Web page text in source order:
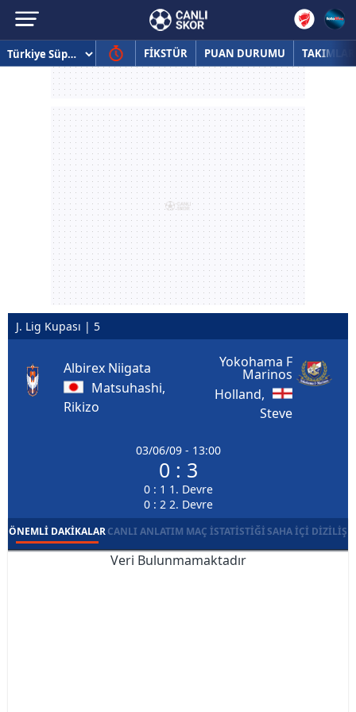
FİKSTÜR PUAN DURUMU TAKIMLAR
J. Lig Kupası | 5
Albirex Niigata
Matsuhashi,
Rikizo
03/06/09 - 13:00
0 : 3
0 : 1 1. Devre
0 : 2 2. Devre
Yokohama F
Marinos
Holland,
Steve
ÖNEMLI DAKIKALARCANLI ANLATIM MAÇ İSTATISTIĞISAHA İÇI DIZILIŞ
Veri Bulunmamaktadır